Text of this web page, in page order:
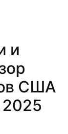
и
США
2025